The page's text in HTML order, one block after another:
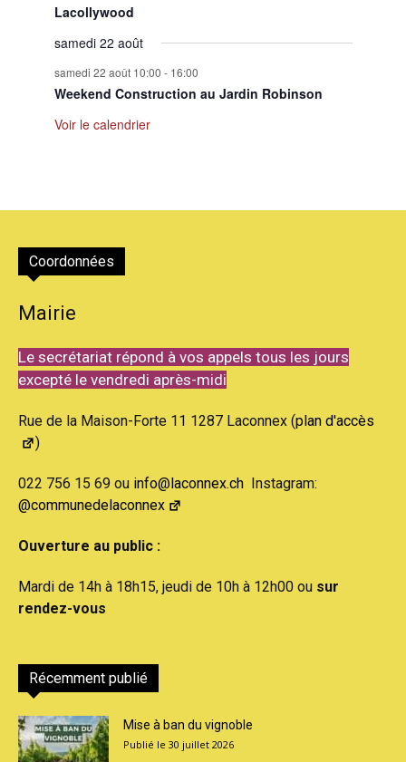
Lacollywood
samedi 22 août
samedi 22 août 10:00 - 16:00
Weekend Construction au Jardin Robinson
Voir le calendrier
Coordonnées
Mairie
Le secrétariat répond à vos appels tous les jours
excepté le vendredi après-midi
Rue de la Maison-Forte 11 1287 Laconnex (plan d'accès
)
022 756 15 69 ou info@laconnex.ch Instagram:
@communedelaconnex
Ouverture au public :
Mardi de 14h à 18h15, jeudi de 10h à 12h00 ou sur
rendez-vous
Récemment publié
Mise à ban du vignoble
30 juillet 2026